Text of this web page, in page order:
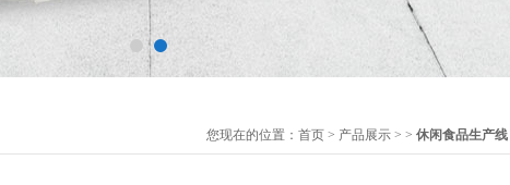
您现在的位置： 首页 > 产品展示 > > 休闲食品生产线